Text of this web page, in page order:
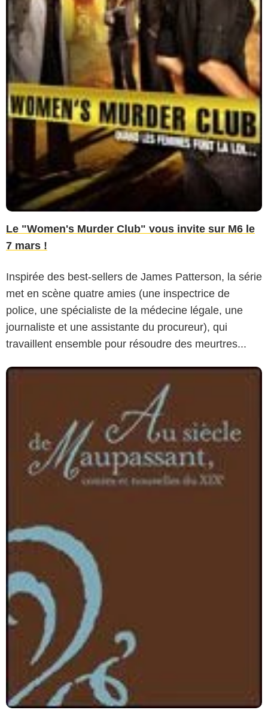
Le "Women's Murder Club" vous invite sur M6 le
7 mars !
Inspirée des best-sellers de James Patterson, la série
met en scène quatre amies (une inspectrice de
police, une spécialiste de la médecine légale, une
journaliste et une assistante du procureur), qui
travaillent ensemble pour résoudre des meurtres...